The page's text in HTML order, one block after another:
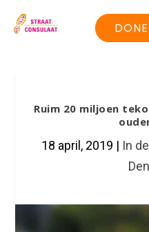
Ruim 20 miljoen
18 april, 2019 | In